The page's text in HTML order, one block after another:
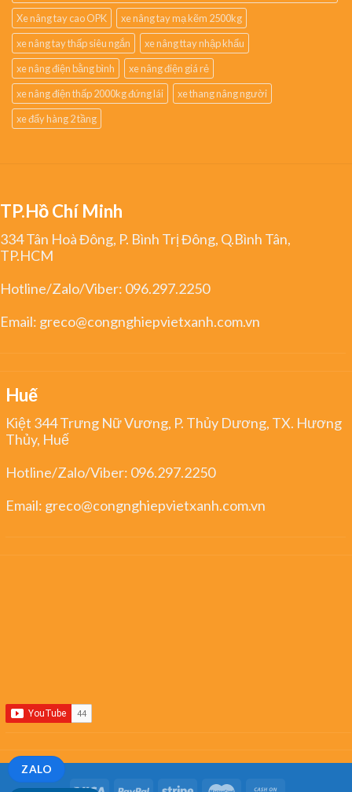
ZALO
Xe nâng tay cao OPK
xe nâng tay mạ kẽm 2500kg
xe nâng tay thấp siêu ngắn
xe nâng ttay nhập khẩu
xe nâng điện bằng bình
xe nâng điện giá rẻ
xe nâng điện thấp 2000kg đứng lái
xe thang nâng người
xe đẩy hàng 2 tầng
TP.Hồ Chí Minh
334 Tân Hoà Đông, P. Bình Trị Đông, Q.Bình Tân,
TP.HCM
Hotline/Zalo/Viber: 096.297.2250
Email: greco@congnghiepvietxanh.com.vn
Huế
Kiệt 344 Trưng Nữ Vương, P. Thủy Dương, TX. Hương
Thủy, Huế
Hotline/Zalo/Viber: 096.297.2250
Email: greco@congnghiepvietxanh.com.vn